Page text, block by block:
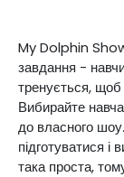
My Dolphin
завдання -
тренується, щоб
Вибирайте
до власного
підготуватися і
така проста,